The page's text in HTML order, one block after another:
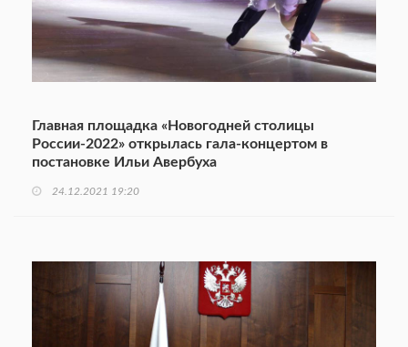
Главная площадка «Новогодней столицы
России-2022» открылась гала-концертом в
постановке Ильи Авербуха
24.12.2021 19:20